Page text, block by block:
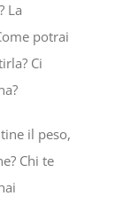
La
potrai
Ci
il peso,
Chi te